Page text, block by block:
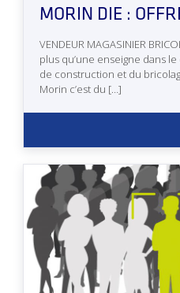
MORIN DIE :
VENDEUR MAGASINIER
plus qu’une enseigne dans
de construction et du
Morin c’est du […]